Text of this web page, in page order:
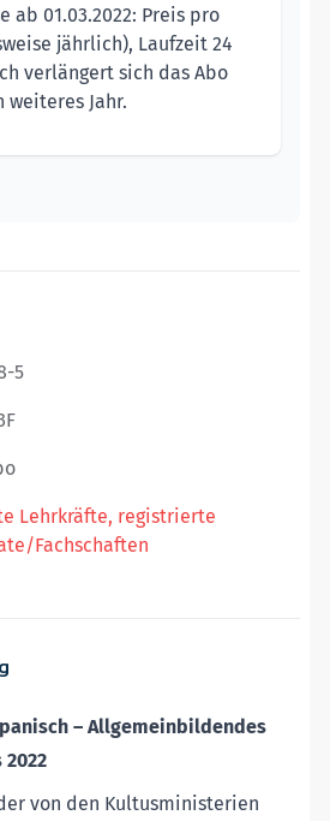
ab 01.03.2022: Preis pro
jährlich), Laufzeit 24
verlängert sich das Abo
weiteres Jahr.
– Allgemeinbildendes
2022
von den Kultusministerien
5
Lehrkräfte, registrierte
Fachschaften